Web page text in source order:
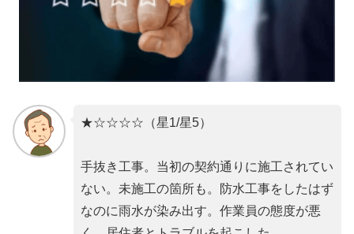
★☆☆☆☆（星1/星5）
手抜き工事。当初の契約通りに施工されてい
ない。未施工の箇所も。防水工事をしたはず
なのに雨水が染み出す。作業員の態度が悪